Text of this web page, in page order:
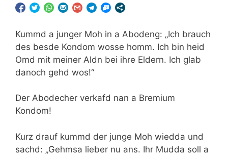
Kummd a junger Moh in a Abodeng: „Ich brauch
des besde Kondom wosse homm. Ich bin heid
Omd mit meiner Aldn bei ihre Eldern. Ich glab
danoch gehd wos!“
Der Abodecher verkafd nan a Bremium
Kondom!
Kurz drauf kummd der junge Moh wiedda und
sachd: „Gehmsa lieber nu ans. Ihr Mudda soll a